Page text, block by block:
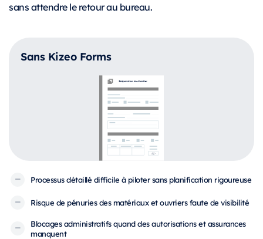
sans attendre le retour au bureau.
Sans Kizeo Forms
Processus détaillé difficile à piloter sans planification rigoureuse
Risque de pénuries des matériaux et ouvriers faute de visibilité
Blocages administratifs quand des autorisations et assurances
manquent